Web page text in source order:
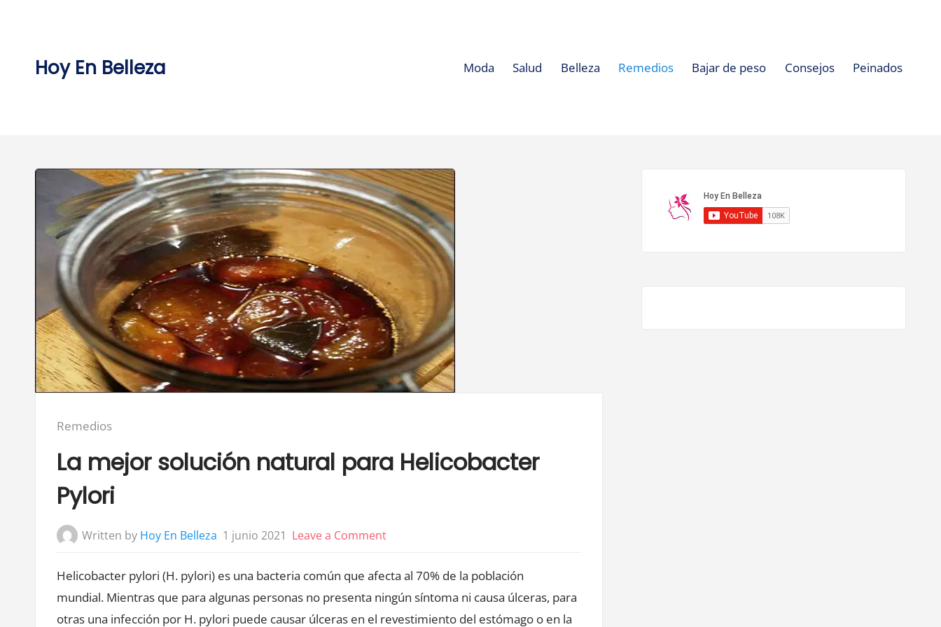
Hoy En Belleza Moda Salud Belleza Remedios Bajar de peso Consejos Peinados
Posted
Remedios
La mejor solución natural para Helicobacter
Pylori
Written by Hoy En Belleza 1 junio 2021 Leave a Commenton
mejor
solución
natural
Helicobacter pylori (H. pylori) es una bacteria común que afecta al 70% de la población
mundial. Mientras que para algunas personas no presenta ningún síntoma ni causa úlceras, para
otras una infección por H. pylori puede causar úlceras en el revestimiento del estómago o en la